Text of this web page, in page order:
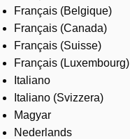
Français (Belgique)
Français (Canada)
Français (Suisse)
Français (Luxembourg)
Italiano
Italiano (Svizzera)
Magyar
Nederlands